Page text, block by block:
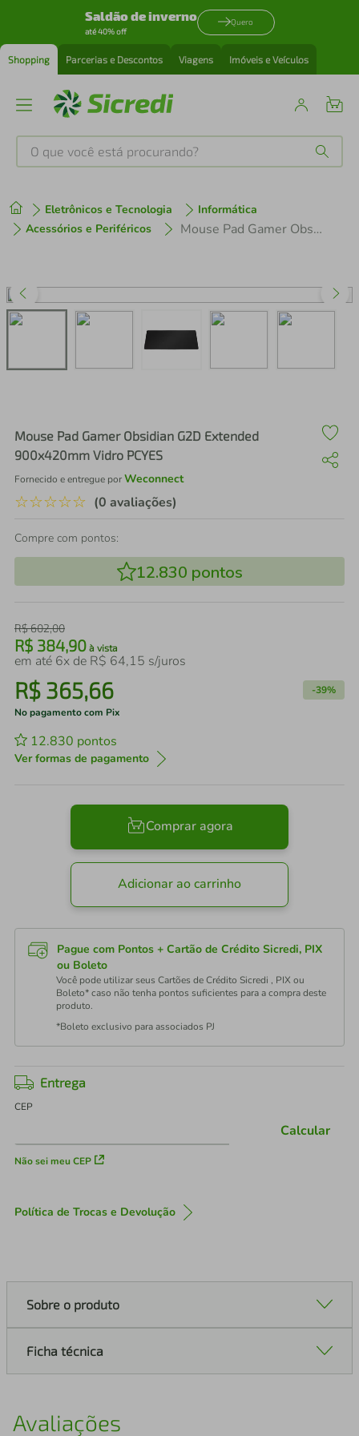
Saldão de inverno
até 40% off
Quero
Shopping Parcerias e Descontos Viagens Imóveis e Veículos
O que você está procurando?
Eletrônicos e Tecnologia
Informática
Acessórios e Periféricos
Mouse Pad Gamer Obsidian G2D Extended 900x420mm Vidro PCYES
Mouse Pad Gamer Obsidian G2D Extended
900x420mm Vidro PCYES
Fornecido e entregue porWeconnect
☆☆☆☆☆ (0 avaliações)
Compre com pontos:
12.830 pontos
R$602,00
R$ 384,90 à vista
em até 6x de R$ 64,15 s/juros
R$ 365,66 -39%
No pagamento com Pix
12.830 pontos
Ver formas de pagamento
Comprar agora
Adicionar ao carrinho
Pague com Pontos + Cartão de Crédito Sicredi, PIX
ou Boleto
Você pode utilizar seus Cartões de Crédito Sicredi , PIX ou
Boleto* caso não tenha pontos suficientes para a compra deste
produto.
*Boleto exclusivo para associados PJ
Entrega
CEP
Não sei meu CEP
Calcular
Política de Trocas e Devolução
Sobre o produto
Ficha técnica
Avaliações
1º tenis
3º perfume